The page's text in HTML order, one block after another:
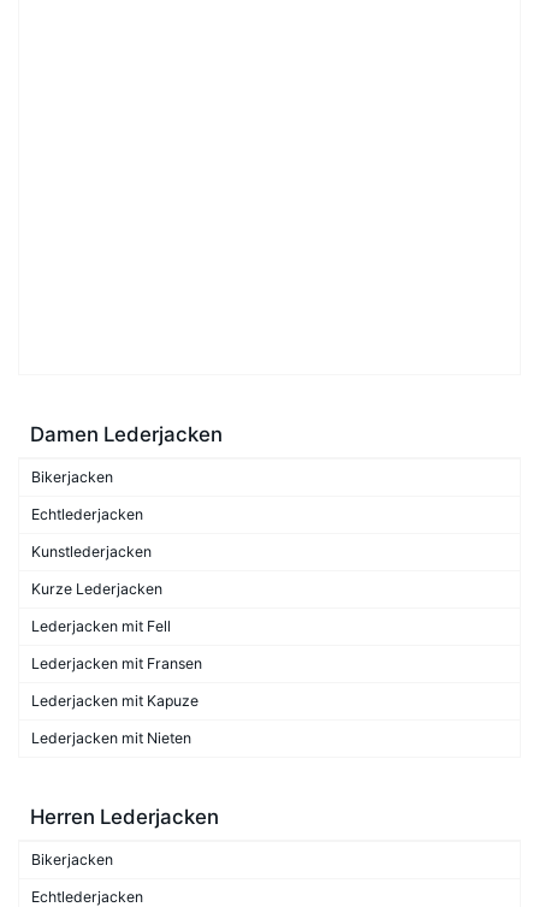
Damen Lederjacken
Bikerjacken
Echtlederjacken
Kunstlederjacken
Kurze Lederjacken
Lederjacken mit Fell
Lederjacken mit Fransen
Lederjacken mit Kapuze
Lederjacken mit Nieten
Herren Lederjacken
Bikerjacken
Echtlederjacken